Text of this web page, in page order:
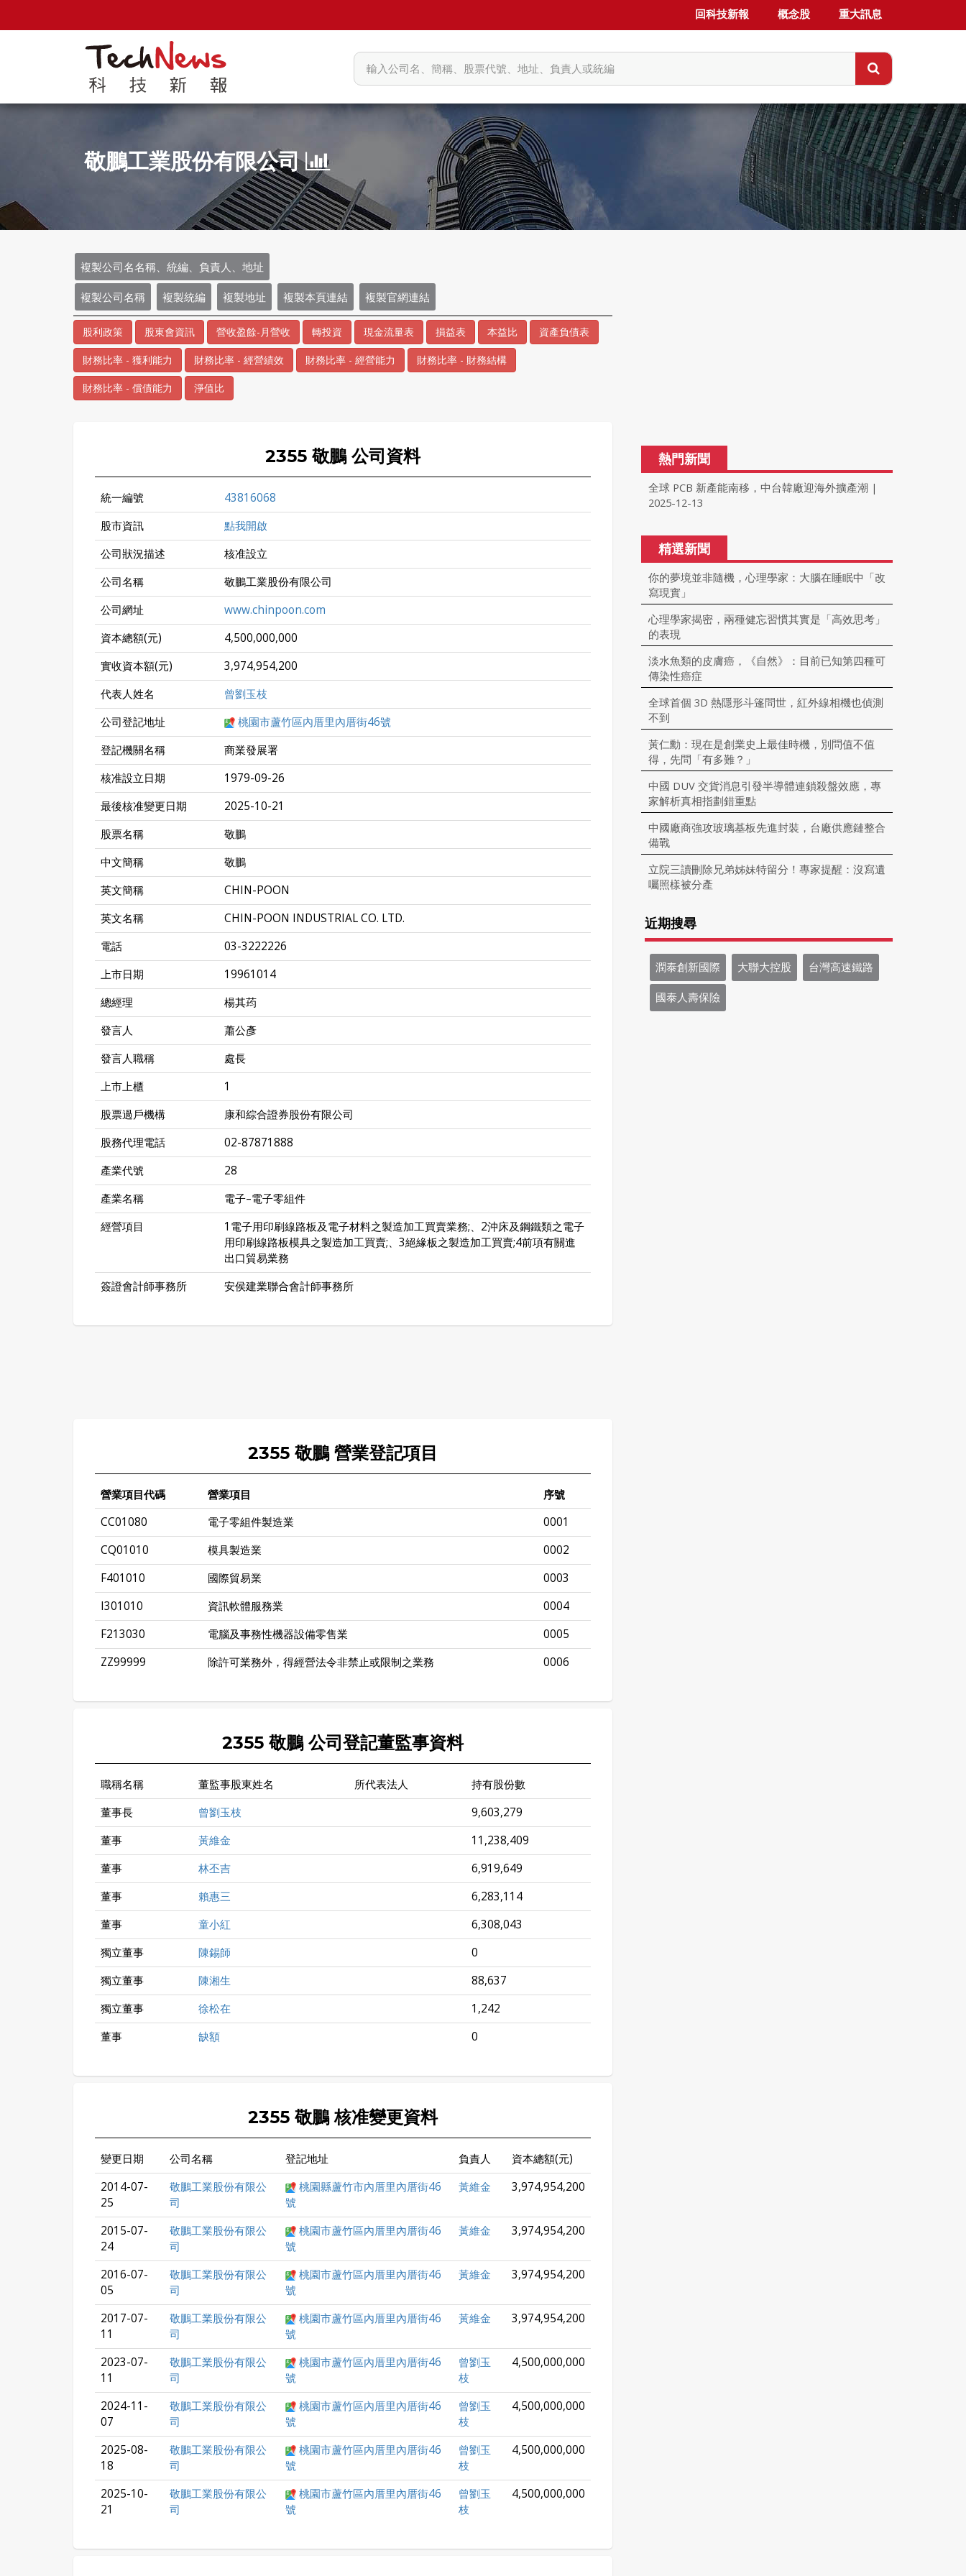
回科技新報 概念股 重大訊息
敬鵬工業股份有限公司
複製公司名名稱、統編、負責人、地址
複製公司名稱 複製統編 複製地址 複製本頁連結 複製官網連結
股利政策 股東會資訊 營收盈餘-月營收 轉投資 現金流量表 損益表 本益比 資產負債表
財務比率 - 獲利能力 財務比率 - 經營績效 財務比率 - 經營能力 財務比率 - 財務結構
財務比率 - 償債能力 淨值比
2355 敬鵬 公司資料
統一編號
43816068
股市資訊
點我開啟
公司狀況描述
核准設立
公司名稱
敬鵬工業股份有限公司
公司網址
www.chinpoon.com
資本總額(元)
4,500,000,000
實收資本額(元)
3,974,954,200
代表人姓名
曾劉玉枝
公司登記地址
桃園市蘆竹區內厝里內厝街46號
登記機關名稱
商業發展署
核准設立日期
1979-09-26
最後核准變更日期
2025-10-21
股票名稱
敬鵬
中文簡稱
敬鵬
英文簡稱
CHIN-POON
英文名稱
CHIN-POON INDUSTRIAL CO. LTD.
電話
03-3222226
上市日期
19961014
總經理
楊其荺
發言人
蕭公彥
發言人職稱
處長
上市上櫃
1
股票過戶機構
康和綜合證券股份有限公司
股務代理電話
02-87871888
產業代號
28
產業名稱
電子–電子零組件
經營項目
1電子用印刷線路板及電子材料之製造加工買賣業務;、2沖床及鋼鐵類之電子
用印刷線路板模具之製造加工買賣;、3絕緣板之製造加工買賣;4前項有關進
出口貿易業務
簽證會計師事務所
安侯建業聯合會計師事務所
2355 敬鵬 營業登記項目
營業項目代碼 營業項目 序號
CC01080 電子零組件製造業
0001
CQ01010
模具製造業
0002
F401010
國際貿易業
0003
I301010
資訊軟體服務業
0004
F213030
電腦及事務性機器設備零售業
0005
ZZ99999
除許可業務外，得經營法令非禁止或限制之業務 0006
2355 敬鵬 公司登記董監事資料
職稱名稱 董監事股東姓名 所代表法人
持有股份數
董事長
曾劉玉枝
9,603,279
董事
黃維金
11,238,409
董事
林丕吉
6,919,649
董事
賴惠三
6,283,114
董事
童小紅
6,308,043
獨立董事
陳錫師
0
獨立董事
陳湘生
88,637
獨立董事
徐松在
1,242
董事
缺額 0
2355 敬鵬 核准變更資料
變更日期 公司名稱 登記地址 負責人
資本總額(元)
2014-07-
25
敬鵬工業股份有限公
司
桃園縣蘆竹市內厝里內厝街46
號
黃維金 3,974,954,200
2015-07-
24
敬鵬工業股份有限公
司
桃園市蘆竹區內厝里內厝街46
號
黃維金 3,974,954,200
2016-07-
05
敬鵬工業股份有限公
司
桃園市蘆竹區內厝里內厝街46
號
黃維金 3,974,954,200
2017-07-
11
敬鵬工業股份有限公
司
桃園市蘆竹區內厝里內厝街46
號
黃維金 3,974,954,200
2023-07-
11
敬鵬工業股份有限公
司
桃園市蘆竹區內厝里內厝街46
號
曾劉玉
枝
4,500,000,000
2024-11-
07
敬鵬工業股份有限公
司
桃園市蘆竹區內厝里內厝街46
號
曾劉玉
枝
4,500,000,000
2025-08-
18
敬鵬工業股份有限公
司
桃園市蘆竹區內厝里內厝街46
號
曾劉玉
枝
4,500,000,000
2025-10-
21
敬鵬工業股份有限公
司
桃園市蘆竹區內厝里內厝街46
號
曾劉玉
枝
4,500,000,000
熱門新聞
全球 PCB 新產能南移，中台韓廠迎海外擴產潮 |
2025-12-13
精選新聞
你的夢境並非隨機，心理學家：大腦在睡眠中「改
寫現實」
心理學家揭密，兩種健忘習慣其實是「高效思考」
的表現
淡水魚類的皮膚癌，《自然》：目前已知第四種可
傳染性癌症
全球首個 3D 熱隱形斗篷問世，紅外線相機也偵測
不到
黃仁勳：現在是創業史上最佳時機，別問值不值
得，先問「有多難？」
中國 DUV 交貨消息引發半導體連鎖殺盤效應，專
家解析真相指劃錯重點
中國廠商強攻玻璃基板先進封裝，台廠供應鏈整合
備戰
立院三讀刪除兄弟姊妹特留分！專家提醒：沒寫遺
囑照樣被分產
近期搜尋
潤泰創新國際 大聯大控股 台灣高速鐵路
國泰人壽保險